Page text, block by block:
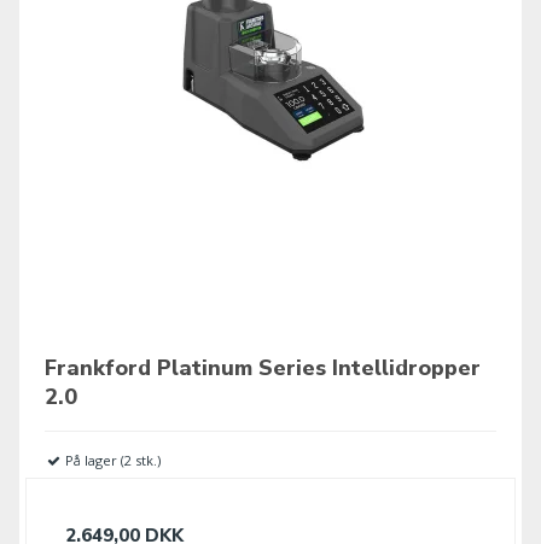
Frankford Platinum Series Intellidropper
2.0
På lager (2 stk.)
2.649,00 DKK